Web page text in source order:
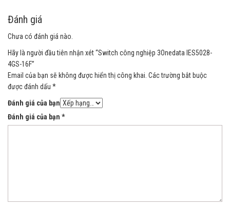
Đánh giá
Chưa có đánh giá nào.
Hãy là người đầu tiên nhận xét “Switch công nghiệp 3Onedata IES5028-
4GS-16F”
Email của bạn sẽ không được hiển thị công khai. Các trường bắt buộc
được đánh dấu *
Đánh giá của bạn
Đánh giá của bạn *